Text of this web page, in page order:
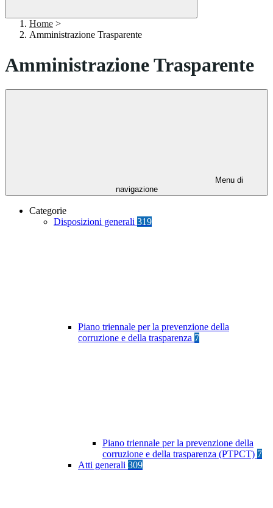
Home >
Amministrazione Trasparente
Amministrazione Trasparente
Menu di
navigazione
Categorie
Disposizioni generali 319
Piano triennale per la prevenzione della
corruzione e della trasparenza 7
Piano triennale per la prevenzione della
corruzione e della trasparenza (PTPCT) 7
Atti generali 309